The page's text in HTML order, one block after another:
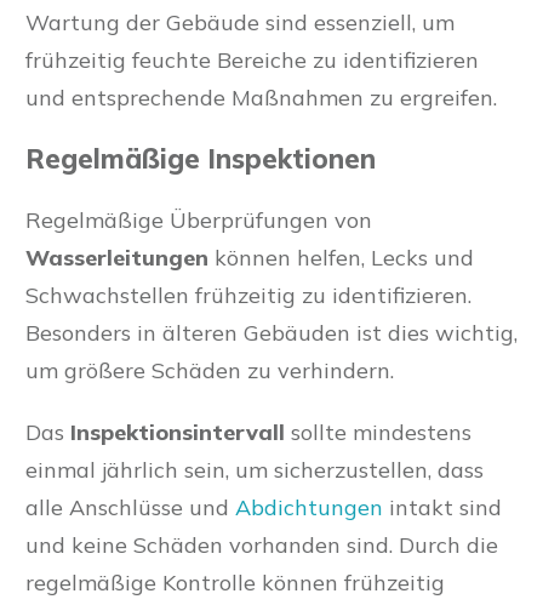
Wartung der Gebäude sind essenziell, um
frühzeitig feuchte Bereiche zu identifizieren
und entsprechende Maßnahmen zu ergreifen.
Regelmäßige Inspektionen
Regelmäßige Überprüfungen von
Wasserleitungen können helfen, Lecks und
Schwachstellen frühzeitig zu identifizieren.
Besonders in älteren Gebäuden ist dies wichtig,
um größere Schäden zu verhindern.
Das Inspektionsintervall sollte mindestens
einmal jährlich sein, um sicherzustellen, dass
alle Anschlüsse und Abdichtungen intakt sind
und keine Schäden vorhanden sind. Durch die
regelmäßige Kontrolle können frühzeitig